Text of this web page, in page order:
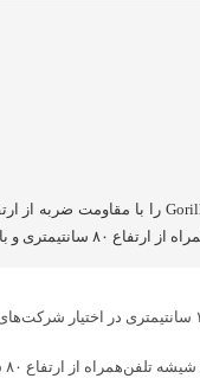
اما با استفاده از […]
مقاومت به ارتفاع ۱۶۰ سانتیمتر افزایش یافته است.